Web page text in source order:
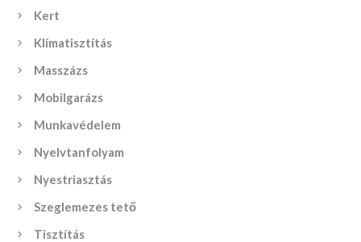
Kert
Klímatisztítás
Masszázs
Mobilgarázs
Munkavédelem
Nyelvtanfolyam
Nyestriasztás
Szeglemezes tető
Tisztítás